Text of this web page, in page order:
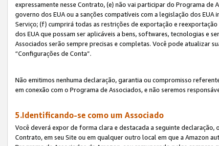
expressamente nesse Contrato, (e) não vai participar do Programa
governo dos EUA ou a sanções compatíveis com a legislação dos
Serviço; (f) cumprirá todas as restrições de exportação e
dos EUA que possam ser aplicáveis a bens, softwares, tecnologias e
Associados serão sempre precisas e completas. Você pode atualizar
“Configurações de Conta”.
Não emitimos nenhuma declaração, garantia ou compromisso
em conexão com o Programa de Associados, e não seremos
5.Identificando-se como um Associado
Você deverá expor de forma clara e destacada a seguinte
Contrato, em seu Site ou em qualquer outro local em que a Amazon